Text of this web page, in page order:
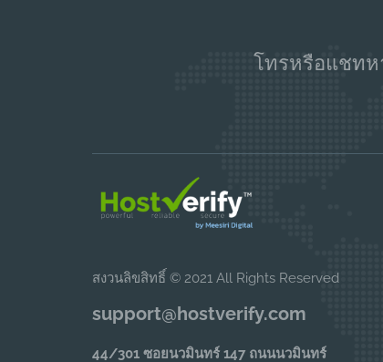
โทรหรือแชทห
สงวนลิขสิทธิ์ © 2021 All Rights Reserved
support@hostverify.com
44/301 ซอยนวมินทร์ 147 ถนนนวมินทร์